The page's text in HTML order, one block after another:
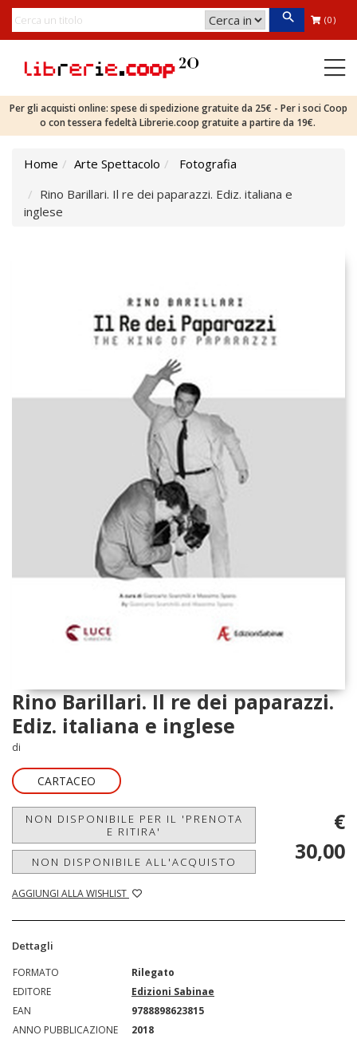
(0)
Per gli acquisti online: spese di spedizione gratuite da 25€ - Per i soci Coop
o con tessera fedeltà Librerie.coop gratuite a partire da 19€.
Home Arte Spettacolo
Fotografia
Rino Barillari. Il re dei paparazzi. Ediz. italiana e
inglese
Rino Barillari. Il re dei paparazzi.
Ediz. italiana e inglese
di
CARTACEO
NON DISPONIBILE PER IL 'PRENOTA
E RITIRA'
NON DISPONIBILE ALL'ACQUISTO
AGGIUNGI ALLA WISHLIST
€
30,00
Dettagli
FORMATO
Rilegato
EDITORE
Edizioni Sabinae
EAN
9788898623815
ANNO PUBBLICAZIONE
2018